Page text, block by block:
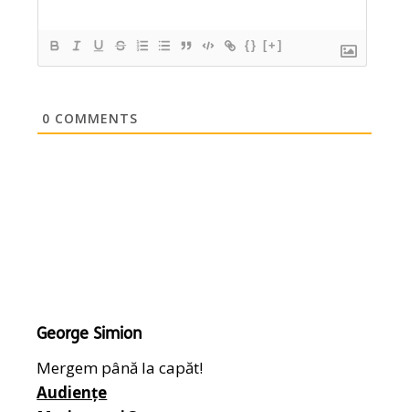
{} [+]
0 COMMENTS
George Simion
Mergem până la capăt!
Audiențe